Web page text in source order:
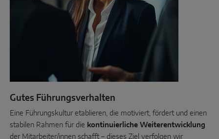
Gutes Führungsverhalten
Eine Führungskultur etablieren, die motiviert, fördert und einen
stabilen Rahmen für die kontinuierliche Weiterentwicklung
der Mitarbeiter/innen schafft – dieses Ziel verfolgen wir